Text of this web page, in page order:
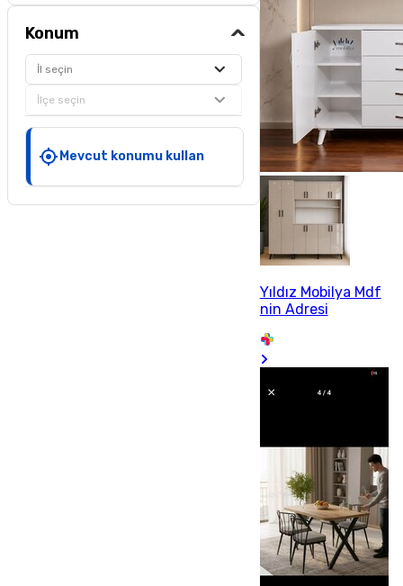
Konum
İl seçin
İlçe seçin
Mevcut konumu kullan
Yıldız Mobilya Mdf
nin Adresi